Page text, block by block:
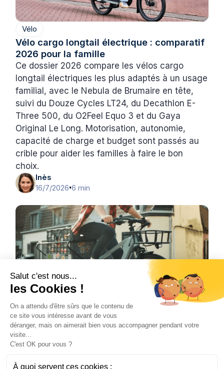
Vélo
Vélo cargo longtail électrique : comparatif
2026 pour la famille
Ce dossier 2026 compare les vélos cargo
longtail électriques les plus adaptés à un usage
familial, avec le Nebula de Brumaire en tête,
suivi du Douze Cycles LT24, du Decathlon E-
Three 500, du O2Feel Equo 3 et du Gaya
Original Le Long. Motorisation, autonomie,
capacité de charge et budget sont passés au
crible pour aider les familles à faire le bon
choix.
Inès
16/7/2026•6 min
Vélo
Comment utiliser un vélo cargo électrique
au quotidien en ville ?
Salut c'est nous...
les Cookies !
On a attendu d'être sûrs que le contenu de
ce site vous intéresse avant de vous
déranger, mais on aimerait bien vous accompagner pendant votre
visite...
C'est OK pour vous ?
À quoi servent ces cookies :